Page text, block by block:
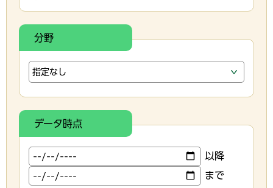
分野
データ時点
以降
まで